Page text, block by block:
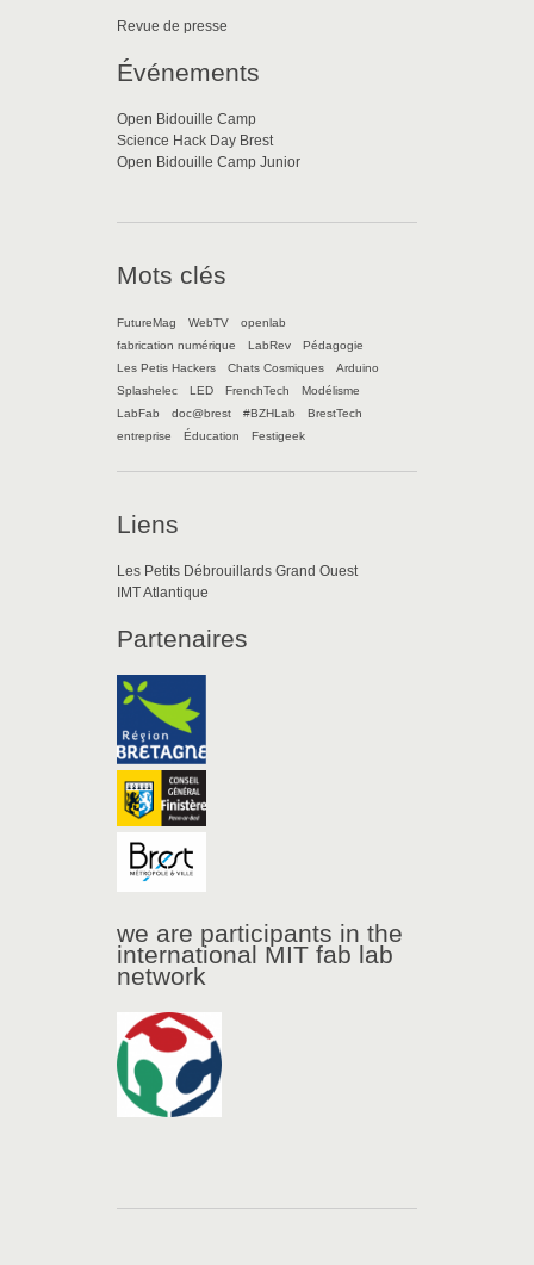
Revue de presse
Événements
Open Bidouille Camp
Science Hack Day Brest
Open Bidouille Camp Junior
Mots clés
FutureMag WebTV
openlab
fabrication numérique
LabRev
Pédagogie
Les Petis Hackers
Chats Cosmiques
Arduino
Splashelec
LED FrenchTech
Modélisme
LabFab
doc@brest #BZHLab
BrestTech
entreprise
Éducation Festigeek
Liens
Les Petits Débrouillards Grand Ouest
IMT Atlantique
Partenaires
we are participants in the
international MIT fab lab
network